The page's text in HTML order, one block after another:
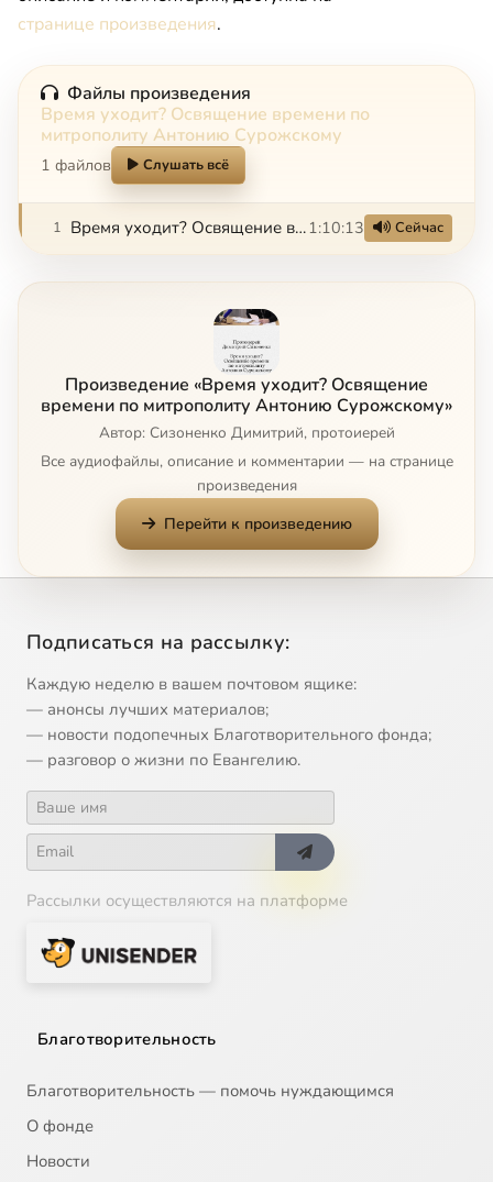
странице произведения.
Файлы произведения
Время уходит? Освящение времени по
митрополиту Антонию Сурожскому
1 файлов Слушать всё
1 Время уходит? Освящение времени по митрополиту Антонию Сурожскому1:10:13 Сейчас
Произведение «Время уходит? Освящение
времени по митрополиту Антонию Сурожскому»
Автор: Сизоненко Димитрий, протоиерей
Все аудиофайлы, описание и комментарии — на странице
произведения
Перейти к произведению
Подписаться на рассылку:
Каждую неделю в вашем почтовом ящике:
— анонсы лучших материалов;
— новости подопечных Благотворительного фонда;
— разговор о жизни по Евангелию.
Рассылки осуществляются на платформе
Благотворительность
Благотворительность — помочь нуждающимся
О фонде
Новости